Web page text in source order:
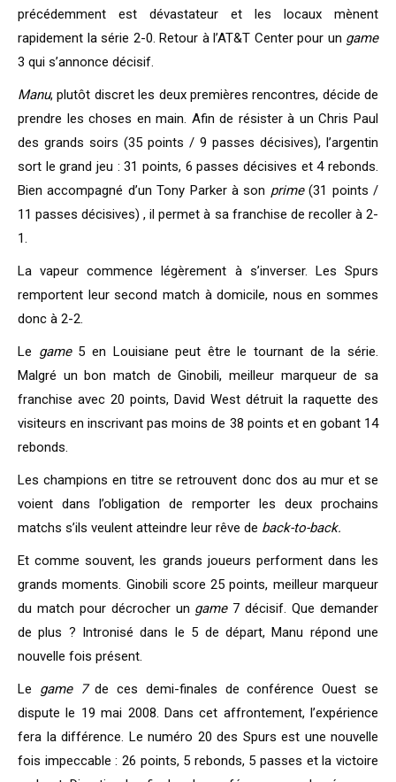
précédemment est dévastateur et les locaux mènent
rapidement la série 2-0. Retour à l’AT&T Center pour un game
3 qui s’annonce décisif.
Manu, plutôt discret les deux premières rencontres, décide de
prendre les choses en main. Afin de résister à un Chris Paul
des grands soirs (35 points / 9 passes décisives), l’argentin
sort le grand jeu : 31 points, 6 passes décisives et 4 rebonds.
Bien accompagné d’un Tony Parker à son prime(31 points /
11 passes décisives) , il permet à sa franchise de recoller à 2-
1.
La vapeur commence légèrement à s’inverser. Les Spurs
remportent leur second match à domicile, nous en sommes
donc à 2-2.
Le game5 en Louisiane peut être le tournant de la série.
Malgré un bon match de Ginobili, meilleur marqueur de sa
franchise avec 20 points, David West détruit la raquette des
visiteurs en inscrivant pas moins de 38 points et en gobant 14
rebonds.
Les champions en titre se retrouvent donc dos au mur et se
voient dans l’obligation de remporter les deux prochains
matchs s’ils veulent atteindre leur rêve de back-to-back.
Et comme souvent, les grands joueurs performent dans les
grands moments. Ginobili score 25 points, meilleur marqueur
du match pour décrocher un game7 décisif. Que demander
de plus ? Intronisé dans le 5 de départ, Manu répond une
nouvelle fois présent.
Le game 7de ces demi-finales de conférence Ouest se
dispute le 19 mai 2008. Dans cet affrontement, l’expérience
fera la différence. Le numéro 20 des Spurs est une nouvelle
fois impeccable : 26 points, 5 rebonds, 5 passes et la victoire